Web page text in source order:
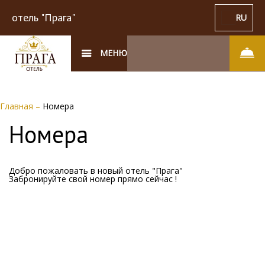
отель "Прага" RU
МЕНЮ
Главная – Номера
Номера
Добро пожаловать в новый отель "Прага"
Забронируйте свой номер прямо сейчас !